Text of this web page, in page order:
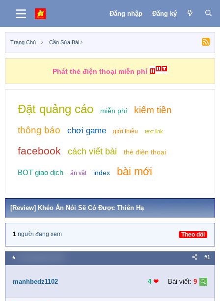
Đăng nhập Đăng ký
Trang Chủ Cần Sửa Bài
Phát thẻ điện thoại miễn phí
Đặt quảng cáo miễn phí
kiếm tiền
thông báo
chơi game giới thiệu text link
facebook cách viết bài thẻ điện thoại
BOT giao dịch ăn vặt index bài mới
[Review] Khéo Ăn Nói Sẽ Có Được Thiên Hạ
1 người đang xem Theo dõi
★ #1
manhbedz1102 4 ❤︎ Bài viết: 9